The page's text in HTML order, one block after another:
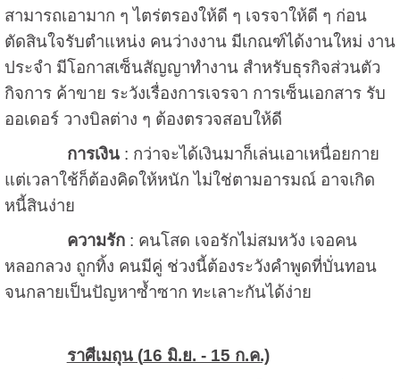
สามารถเอามาก ๆ ไตร่ตรองให้ดี ๆ เจรจาให้ดี ๆ ก่อน
ตัดสินใจรับตำแหน่ง คนว่างงาน มีเกณฑ์ได้งานใหม่ งาน
ประจำ มีโอกาสเซ็นสัญญาทำงาน สำหรับธุรกิจส่วนตัว
กิจการ ค้าขาย ระวังเรื่องการเจรจา การเซ็นเอกสาร รับ
ออเดอร์ วางบิลต่าง ๆ ต้องตรวจสอบให้ดี
การเงิน: กว่าจะได้เงินมาก็เล่นเอาเหนื่อยกาย
แต่เวลาใช้ก็ต้องคิดให้หนัก ไม่ใช่ตามอารมณ์ อาจเกิด
หนี้สินง่าย
ความรัก: คนโสด เจอรักไม่สมหวัง เจอคน
หลอกลวง ถูกทิ้ง คนมีคู่ ช่วงนี้ต้องระวังคำพูดที่บั่นทอน
จนกลายเป็นปัญหาซ้ำซาก ทะเลาะกันได้ง่าย
ราศีเมถุน (16 มิ.ย. - 15 ก.ค.)